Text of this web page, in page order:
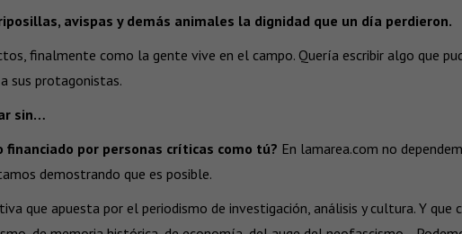
avispas y demás animales la dignidad que un día perdieron.
finalmente como la gente vive en el campo. Quería escribir algo que
sus protagonistas.
sin…
por personas críticas como tú? En lamarea.com no
demostrando que es posible.
que apuesta por el periodismo de investigación, análisis y cultura. Y que